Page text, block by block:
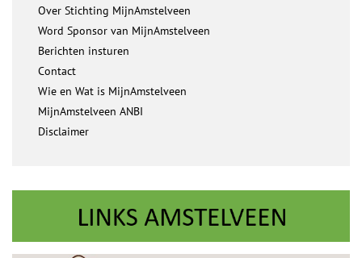
Over Stichting MijnAmstelveen
Word Sponsor van MijnAmstelveen
Berichten insturen
Contact
Wie en Wat is MijnAmstelveen
MijnAmstelveen ANBI
Disclaimer